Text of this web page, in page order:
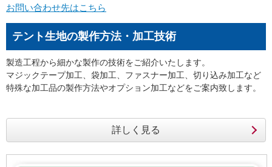
お問い合わせ先はこちら
テント生地の製作方法・加工技術
製造工程から細かな製作の技術をご紹介いたします。
マジックテープ加工、袋加工、ファスナー加工、切り込み加工など
特殊な加工品の製作方法やオプション加工などをご案内致します。